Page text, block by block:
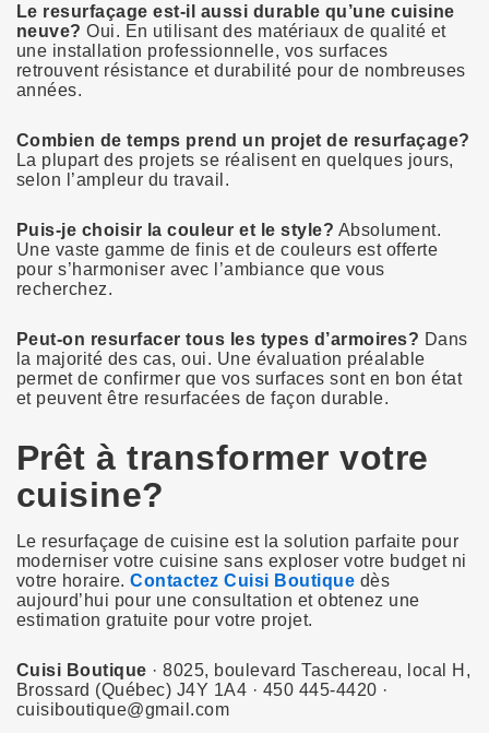
Le resurfaçage est-il aussi durable qu’une cuisine
neuve? Oui. En utilisant des matériaux de qualité et
une installation professionnelle, vos surfaces
retrouvent résistance et durabilité pour de nombreuses
années.
Combien de temps prend un projet de resurfaçage?
La plupart des projets se réalisent en quelques jours,
selon l’ampleur du travail.
Puis-je choisir la couleur et le style? Absolument.
Une vaste gamme de finis et de couleurs est offerte
pour s’harmoniser avec l’ambiance que vous
recherchez.
Peut-on resurfacer tous les types d’armoires? Dans
la majorité des cas, oui. Une évaluation préalable
permet de confirmer que vos surfaces sont en bon état
et peuvent être resurfacées de façon durable.
Prêt à transformer votre
cuisine?
Le resurfaçage de cuisine est la solution parfaite pour
moderniser votre cuisine sans exploser votre budget ni
votre horaire. Contactez Cuisi Boutique dès
aujourd’hui pour une consultation et obtenez une
estimation gratuite pour votre projet.
Cuisi Boutique · 8025, boulevard Taschereau, local H,
Brossard (Québec) J4Y 1A4 · 450 445-4420 ·
cuisiboutique@gmail.com